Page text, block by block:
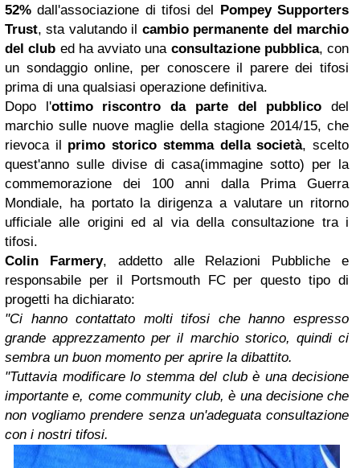
52% dall'associazione di tifosi del Pompey Supporters
Trust, sta valutando il cambio permanente del marchio
del club ed ha avviato una consultazione pubblica, con
un sondaggio online, per conoscere il parere dei tifosi
prima di una qualsiasi operazione definitiva.
Dopo l'ottimo riscontro da parte del pubblico del
marchio sulle nuove maglie della stagione 2014/15, che
rievoca il primo storico stemma della società, scelto
quest'anno sulle divise di casa(immagine sotto) per la
commemorazione dei 100 anni dalla Prima Guerra
Mondiale, ha portato la dirigenza a valutare un ritorno
ufficiale alle origini ed al via della consultazione tra i
tifosi.
Colin Farmery, addetto alle Relazioni Pubbliche e
responsabile per il Portsmouth FC per questo tipo di
progetti ha dichiarato:
"Ci hanno contattato molti tifosi che hanno espresso
grande apprezzamento per il marchio storico, quindi ci
sembra un buon momento per aprire la dibattito.
"Tuttavia modificare lo stemma del club è una decisione
importante e, come community club, è una decisione che
non vogliamo prendere senza un'adeguata consultazione
con i nostri tifosi.